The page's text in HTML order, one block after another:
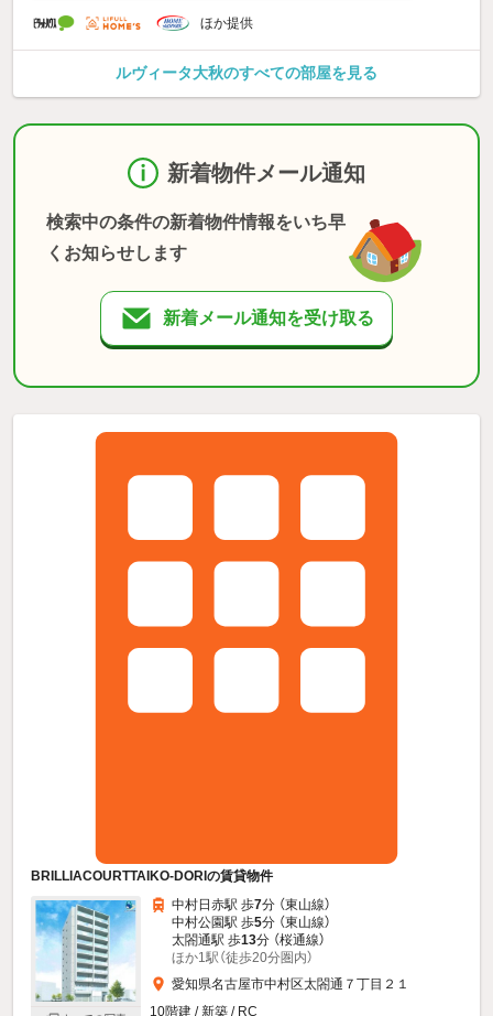
ほか提供
ルヴィータ大秋のすべての部屋を見る
新着物件メール通知
検索中の条件の新着物件情報をいち早
くお知らせします
新着メール通知を受け取る
BRILLIACOURTTAIKO-DORIの賃貸物件
中村日赤駅 歩7分 （東山線）
中村公園駅 歩5分 （東山線）
太閤通駅 歩13分 （桜通線）
ほか1駅（徒歩20分圏内）
愛知県名古屋市中村区太閤通７丁目２１
10階建 / 新築 / RC